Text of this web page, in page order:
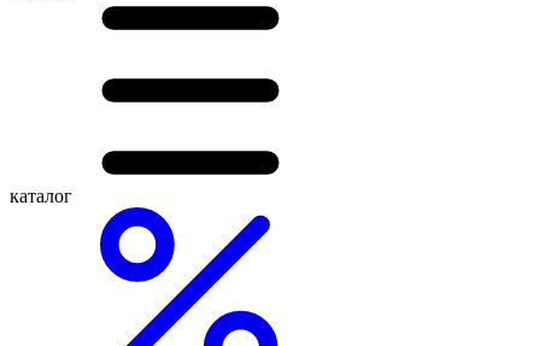
каталог